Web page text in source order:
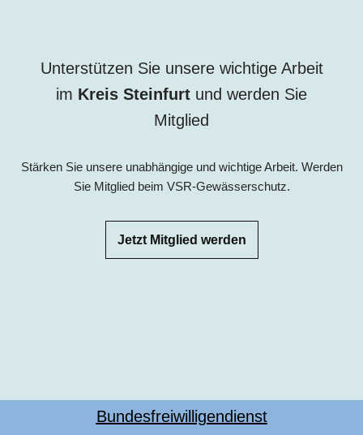
Unterstützen Sie unsere wichtige Arbeit
im Kreis Steinfurt und werden Sie
Mitglied
Stärken Sie unsere unabhängige und wichtige Arbeit. Werden
Sie Mitglied beim VSR-Gewässerschutz.
Jetzt Mitglied werden
Bundesfreiwilligendienst